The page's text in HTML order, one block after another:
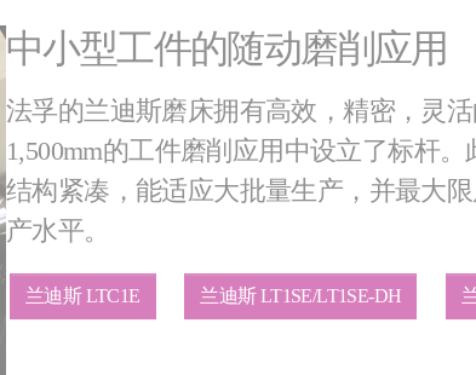
中小型工件的随动磨削应用
法孚的兰迪斯磨床拥有高效，精密，灵
1,500mm的工件磨削应用中设立了标杆。
结构紧凑，能适应大批量生产，并最大
产水平。
兰迪斯 LTC1E 兰迪斯 LT1SE/LT1SE-DH